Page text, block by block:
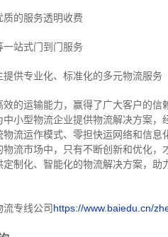
的服务透明收费
一站式门到门服务
供专业化、标准化的多元物流服务
的运输能力，赢得了广大客户的信
小型物流企业提供物流解决方案
流运作模式、零担快运网络和信
流市场中，只有不断创新和优化，
制化、智能化的物流解决方案，
专线公司https://www.baiedu.cn/